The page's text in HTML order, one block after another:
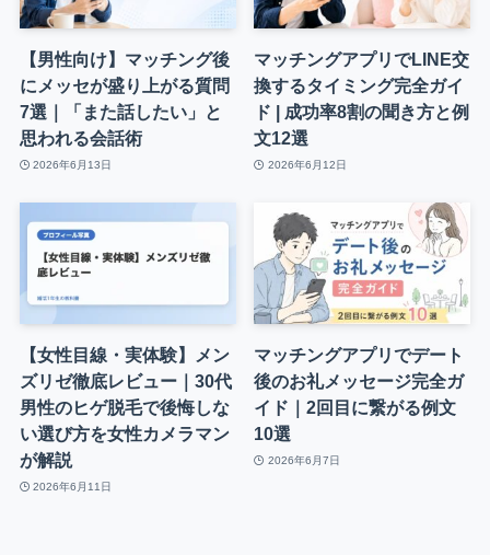
【男性向け】マッチング後
にメッセが盛り上がる質問
7選｜「また話したい」と
思われる会話術
2026年6月13日
マッチングアプリでLINE交
換するタイミング完全ガイ
ド | 成功率8割の聞き方と例
文12選
2026年6月12日
【女性目線・実体験】メン
ズリゼ徹底レビュー｜30代
男性のヒゲ脱毛で後悔しな
い選び方を女性カメラマン
が解説
2026年6月11日
マッチングアプリでデート
後のお礼メッセージ完全ガ
イド｜2回目に繋がる例文
10選
2026年6月7日